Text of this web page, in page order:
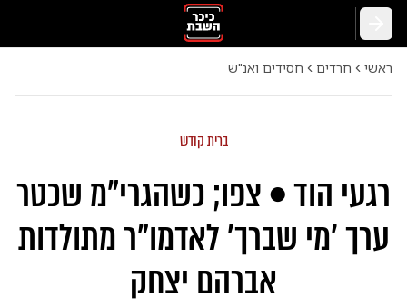
ראשי חרדים חסידים ואנ"ש
ברית קודש
רגעי הוד • צפו; כשהגרי"מ שכטר
ערך 'מי שברך' לאדמו"ר מתולדות
אברהם יצחק